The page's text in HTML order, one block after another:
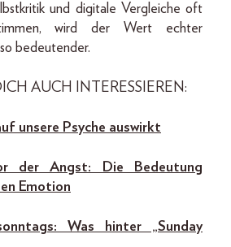
und digitale Vergleiche oft
wird der Wert echter
bedeutender.
AUCH INTERESSIEREN:
unsere Psyche auswirkt
der Angst: Die Bedeutung
Emotion
Was hinter „Sunday